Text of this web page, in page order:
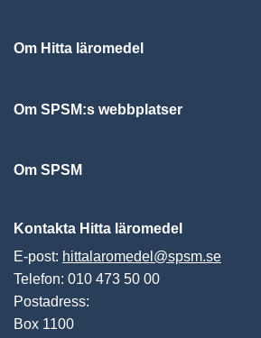
Om Hitta läromedel
Om SPSM:s webbplatser
Om SPSM
Kontakta Hitta läromedel
E-post: hittalaromedel@spsm.se
Telefon: 010 473 50 00
Postadress:
Box 1100